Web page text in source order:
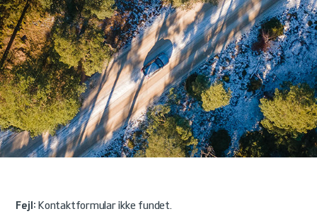
Fejl: Kontaktformular ikke fundet.